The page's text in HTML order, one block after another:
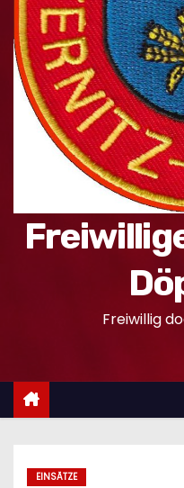
Freiwillig
EINSÄTZE